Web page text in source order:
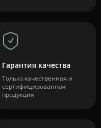
Гарантия качества
Только качественная и
сертифицированная
продукция